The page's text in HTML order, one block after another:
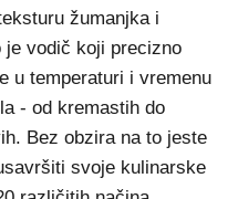
žumanjka i
je vodič koji precizno
u temperaturi i vremenu
- od kremastih do
Bez obzira na to jeste
svoje kulinarske